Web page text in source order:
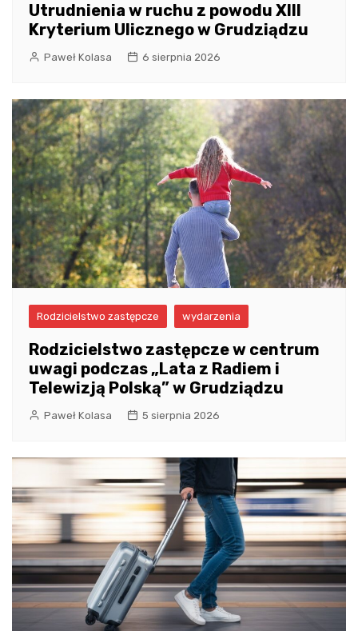
Utrudnienia w ruchu z powodu XIII
Kryterium Ulicznego w Grudziądzu
Paweł Kolasa 6 sierpnia 2026
Rodzicielstwo zastępcze wydarzenia
Rodzicielstwo zastępcze w centrum
uwagi podczas „Lata z Radiem i
Telewizją Polską” w Grudziądzu
Paweł Kolasa 5 sierpnia 2026